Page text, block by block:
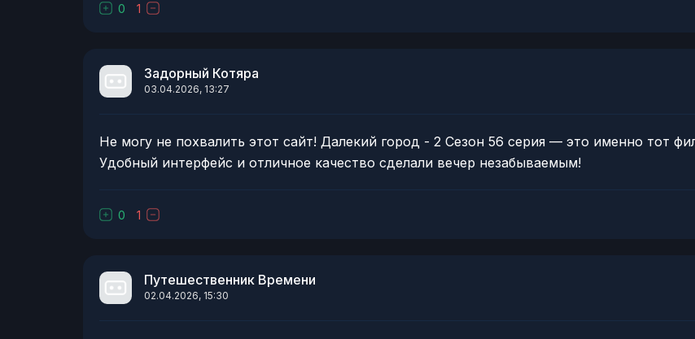
0 1
Задорный Котяра
03.04.2026, 13:27
Не могу не похвалить этот сайт! Далекий город - 2 Сезон 56 серия — это именно тот
Удобный интерфейс и отличное качество сделали вечер незабываемым!
0 1
Путешественник Времени
02.04.2026, 15:30